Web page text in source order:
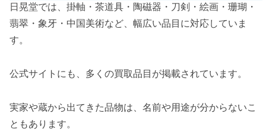
日晃堂では、掛軸・茶道具・陶磁器・刀剣・絵画・珊瑚・
翡翠・象牙・中国美術など、幅広い品目に対応していま
す。
公式サイトにも、多くの買取品目が掲載されています。
実家や蔵から出てきた品物は、名前や用途が分からないこ
ともあります。